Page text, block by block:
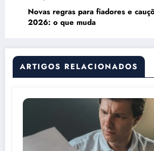
Novas regras para fiadores e
2026: o que muda
ARTIGOS RELACIONADOS